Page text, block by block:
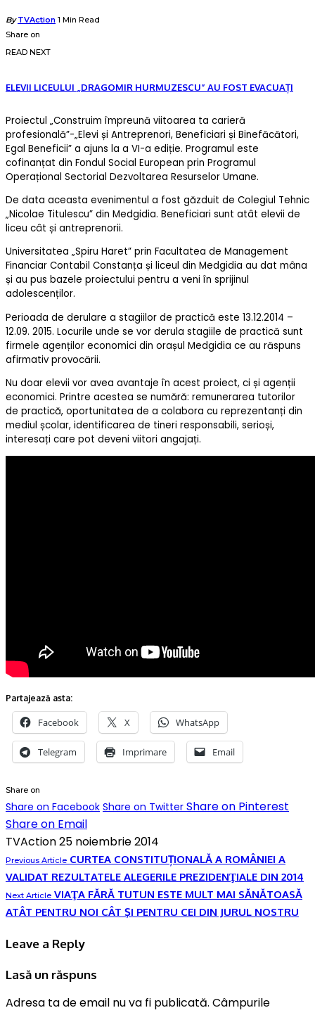
Posted
ByTVAction 1 Min Read
Share on
READ NEXT
ELEVII LICEULUI „DRAGOMIR HURMUZESCU” AU FOST EVACUAȚI
Proiectul „Construim împreună viitoarea ta carieră
profesională”-„Elevi și Antreprenori, Beneficiari și Binefăcători,
Egal Beneficii” a ajuns la a VI-a ediție. Programul este
cofinanțat din Fondul Social European prin Programul
Operațional Sectorial Dezvoltarea Resurselor Umane.
De data aceasta evenimentul a fost găzduit de Colegiul Tehnic
„Nicolae Titulescu” din Medgidia. Beneficiari sunt atât elevii de
liceu cât și antreprenorii.
Universitatea „Spiru Haret” prin Facultatea de Management
Financiar Contabil Constanța și liceul din Medgidia au dat mâna
și au pus bazele proiectului pentru a veni în sprijinul
adolescenților.
Perioada de derulare a stagiilor de practică este 13.12.2014 –
12.09. 2015. Locurile unde se vor derula stagiile de practică sunt
firmele agenților economici din orașul Medgidia ce au răspuns
afirmativ provocării.
Nu doar elevii vor avea avantaje în acest proiect, ci și agenții
economici. Printre acestea se numără: remunerarea tutorilor
de practică, oportunitatea de a colabora cu reprezentanți din
mediul școlar, identificarea de tineri responsabili, serioși,
interesați care pot deveni viitori angajați.
Partajează asta:
Facebook X WhatsApp
Telegram Imprimare Email
Share on
Share on Facebook Share on Twitter Share on Pinterest
Share on Email
TVAction25 noiembrie 2014
Previous Article CURTEA CONSTITUȚIONALĂ A ROMÂNIEI A
VALIDAT REZULTATELE ALEGERILE PREZIDENŢIALE DIN 2014
Next Article VIAŢA FĂRĂ TUTUN ESTE MULT MAI SĂNĂTOASĂ
ATÂT PENTRU NOI CÂT ŞI PENTRU CEI DIN JURUL NOSTRU
Leave a Reply
Lasă un răspuns
Adresa ta de email nu va fi publicată. Câmpurile